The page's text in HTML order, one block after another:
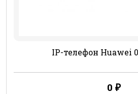
IP-телефон Huawei
0 ₽